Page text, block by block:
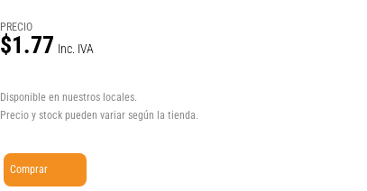
PRECIO
$1.77 Inc. IVA
Disponible en nuestros locales.
Precio y stock pueden variar según la tienda.
Comprar